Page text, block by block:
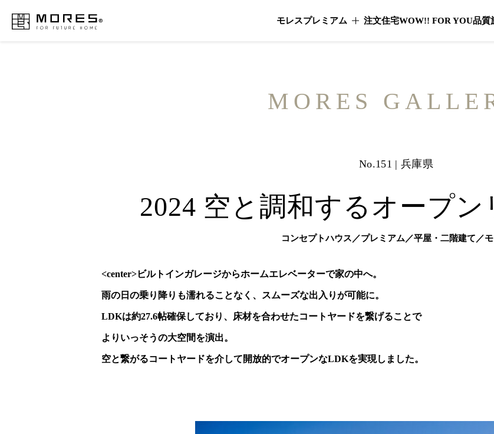
MORES モレスプレミアム モレスプレミアムのメニューを開
注文住宅WOW!! FOR YOU品質
MORES
No.151 | 兵庫県
2024 空と調和するオープ
コンセプトハウス／プレミアム／平屋・二階建て／
<center>ビルトインガレージからホームエレベーターで家の中へ。
雨の日の乗り降りも濡れることなく、スムーズな出入りが可能に。
LDKは約27.6帖確保しており、床材を合わせたコートヤードを繋げることで
よりいっそうの大空間を演出。
空と繋がるコートヤードを介して開放的でオープンなLDKを実現しました。